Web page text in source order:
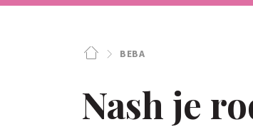
BEBA
Nash je